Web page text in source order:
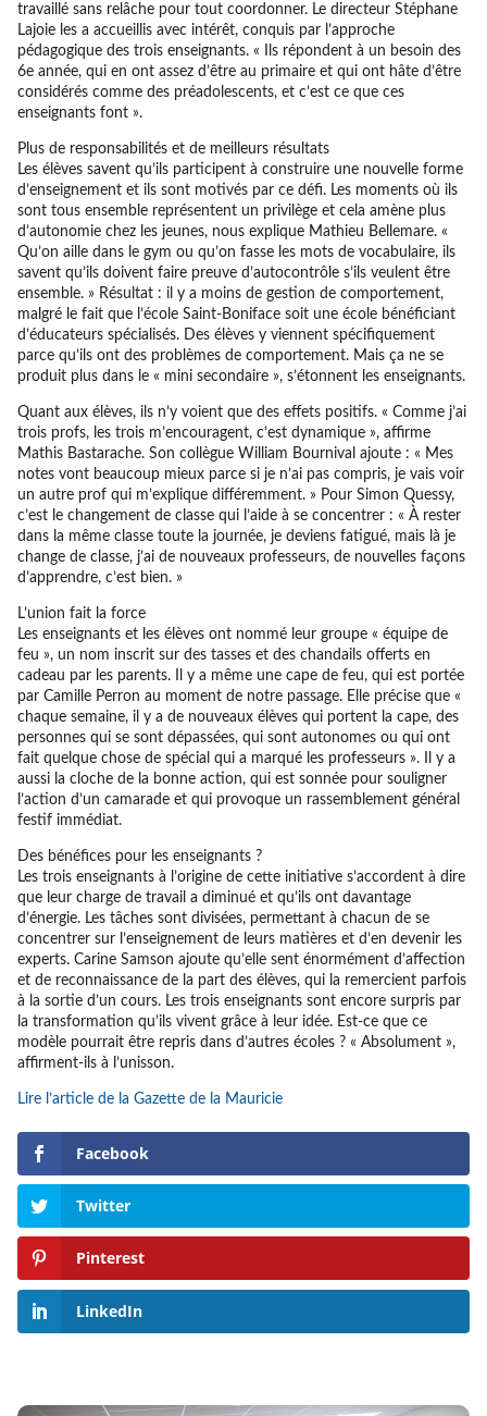
travaillé sans relâche pour tout coordonner. Le directeur Stéphane
Lajoie les a accueillis avec intérêt, conquis par l’approche
pédagogique des trois enseignants. « Ils répondent à un besoin des
6e année, qui en ont assez d’être au primaire et qui ont hâte d’être
considérés comme des préadolescents, et c’est ce que ces
enseignants font ».
Plus de responsabilités et de meilleurs résultats
Les élèves savent qu’ils participent à construire une nouvelle forme
d’enseignement et ils sont motivés par ce défi. Les moments où ils
sont tous ensemble représentent un privilège et cela amène plus
d’autonomie chez les jeunes, nous explique Mathieu Bellemare. «
Qu’on aille dans le gym ou qu’on fasse les mots de vocabulaire, ils
savent qu’ils doivent faire preuve d’autocontrôle s’ils veulent être
ensemble. » Résultat : il y a moins de gestion de comportement,
malgré le fait que l’école Saint-Boniface soit une école bénéficiant
d’éducateurs spécialisés. Des élèves y viennent spécifiquement
parce qu’ils ont des problèmes de comportement. Mais ça ne se
produit plus dans le « mini secondaire », s’étonnent les enseignants.
Quant aux élèves, ils n’y voient que des effets positifs. « Comme j’ai
trois profs, les trois m’encouragent, c’est dynamique », affirme
Mathis Bastarache. Son collègue William Bournival ajoute : « Mes
notes vont beaucoup mieux parce si je n’ai pas compris, je vais voir
un autre prof qui m’explique différemment. » Pour Simon Quessy,
c’est le changement de classe qui l’aide à se concentrer : « À rester
dans la même classe toute la journée, je deviens fatigué, mais là je
change de classe, j’ai de nouveaux professeurs, de nouvelles façons
d’apprendre, c’est bien. »
L’union fait la force
Les enseignants et les élèves ont nommé leur groupe « équipe de
feu », un nom inscrit sur des tasses et des chandails offerts en
cadeau par les parents. Il y a même une cape de feu, qui est portée
par Camille Perron au moment de notre passage. Elle précise que «
chaque semaine, il y a de nouveaux élèves qui portent la cape, des
personnes qui se sont dépassées, qui sont autonomes ou qui ont
fait quelque chose de spécial qui a marqué les professeurs ». Il y a
aussi la cloche de la bonne action, qui est sonnée pour souligner
l’action d’un camarade et qui provoque un rassemblement général
festif immédiat.
Des bénéfices pour les enseignants ?
Les trois enseignants à l’origine de cette initiative s’accordent à dire
que leur charge de travail a diminué et qu’ils ont davantage
d’énergie. Les tâches sont divisées, permettant à chacun de se
concentrer sur l’enseignement de leurs matières et d’en devenir les
experts. Carine Samson ajoute qu’elle sent énormément d’affection
et de reconnaissance de la part des élèves, qui la remercient parfois
à la sortie d’un cours. Les trois enseignants sont encore surpris par
la transformation qu’ils vivent grâce à leur idée. Est-ce que ce
modèle pourrait être repris dans d’autres écoles ? « Absolument »,
affirment-ils à l’unisson.
Lire l’article de la Gazette de la Mauricie
Facebook
Twitter
Pinterest
LinkedIn